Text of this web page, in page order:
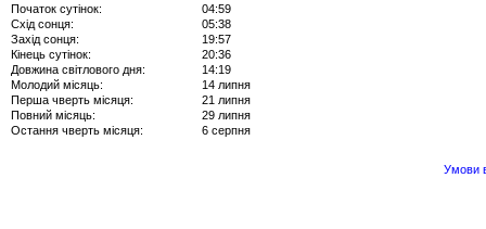
Початок сутінок:
04:59
Схід сонця:
05:38
Захід сонця:
19:57
Кінець сутінок:
20:36
Довжина світлового дня:
14:19
Молодий місяць:
14 липня
Перша чверть місяця:
21 липня
Повний місяць:
29 липня
Остання чверть місяця:
6 серпня
Умови